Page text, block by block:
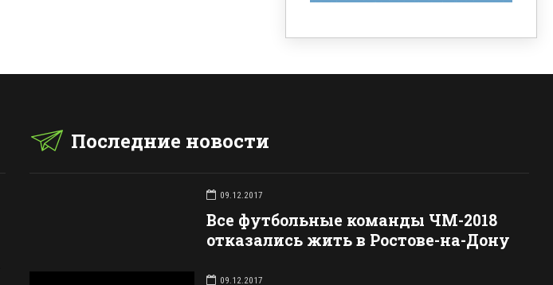
Последние новости
09.12.2017
Все футбольные команды ЧМ-2018
отказались жить в Ростове-на-Дону
09.12.2017